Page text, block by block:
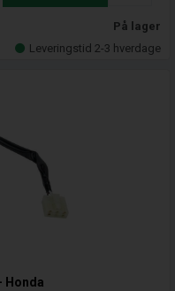
På lager
Leveringstid 2-3 hverdage
Honda